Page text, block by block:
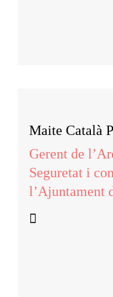
Maite Català
Gerent de
Seguretat i
l’Ajuntament